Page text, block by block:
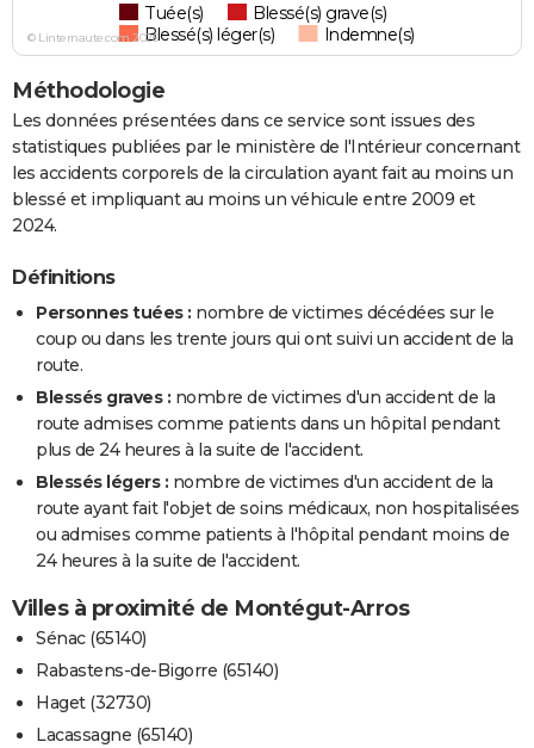
Tuée(s)
Blessé(s) grave(s)
Blessé(s) léger(s)
Indemne(s)
© Linternaute.com 2026
Méthodologie
Les données présentées dans ce service sont issues des
statistiques publiées par le ministère de l'Intérieur concernant
les accidents corporels de la circulation ayant fait au moins un
blessé et impliquant au moins un véhicule entre 2009 et
2024.
Définitions
Personnes tuées : nombre de victimes décédées sur le
coup ou dans les trente jours qui ont suivi un accident de la
route.
Blessés graves : nombre de victimes d'un accident de la
route admises comme patients dans un hôpital pendant
plus de 24 heures à la suite de l'accident.
Blessés légers : nombre de victimes d'un accident de la
route ayant fait l'objet de soins médicaux, non hospitalisées
ou admises comme patients à l'hôpital pendant moins de
24 heures à la suite de l'accident.
Villes à proximité de Montégut-Arros
Sénac (65140)
Rabastens-de-Bigorre (65140)
Haget (32730)
Lacassagne (65140)